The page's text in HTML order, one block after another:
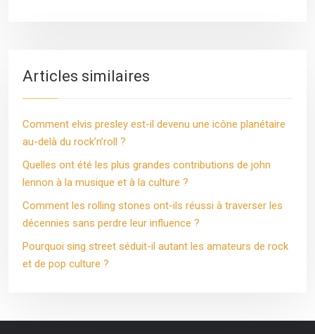
Articles similaires
Comment elvis presley est-il devenu une icône planétaire
au-delà du rock’n’roll ?
Quelles ont été les plus grandes contributions de john
lennon à la musique et à la culture ?
Comment les rolling stones ont-ils réussi à traverser les
décennies sans perdre leur influence ?
Pourquoi sing street séduit-il autant les amateurs de rock
et de pop culture ?